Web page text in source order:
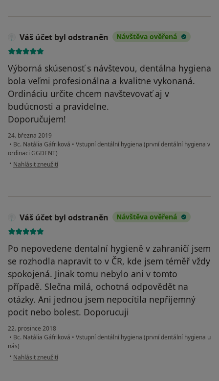
Váš účet byl odstraněn Návštěva ověřená
Výborná skúsenosť s návštevou, dentálna hygiena
bola veľmi profesionálna a kvalitne vykonaná.
Ordináciu určite chcem navštevovať aj v
budúcnosti a pravidelne.
Doporučujem!
24. března 2019
• Bc. Natália Gáfriková • Vstupní dentální hygiena (první dentální hygiena v
ordinaci GGDENT)
• podle názoru uživatele Váš účet byl odstraněn
Nahlásit zneužití
Váš účet byl odstraněn Návštěva ověřená
Po nepovedene dentalní hygieně v zahraničí jsem
se rozhodla napravit to v ČR, kde jsem téměř vždy
spokojená. Jinak tomu nebylo ani v tomto
případě. Slečna milá, ochotná odpovědět na
otázky. Ani jednou jsem nepocítila nepřijemný
pocit nebo bolest. Doporucuji
22. prosince 2018
• Bc. Natália Gáfriková • Vstupní dentální hygiena (první dentální hygiena u
nás)
• podle názoru uživatele Váš účet byl odstraněn
Nahlásit zneužití